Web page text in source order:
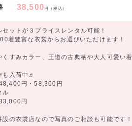
38,500 円（税込）
ットが３プライスレンタル可能！
着豊富な衣裳からお選びいただけます！
くすみカラー、王道の古典柄や大人可愛い
も入荷中♬
円・58,300円
ル
円
設の衣裳店なので写真のご相談も可能です！